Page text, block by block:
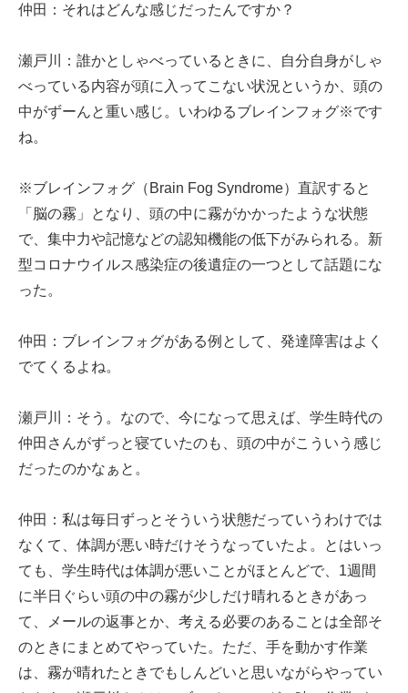
仲田：それはどんな感じだったんですか？
瀬戸川：誰かとしゃべっているときに、自分自身がしゃ
べっている内容が頭に入ってこない状況というか、頭の
中がずーんと重い感じ。いわゆるブレインフォグ※です
ね。
※ブレインフォグ（Brain Fog Syndrome）直訳すると
「脳の霧」となり、頭の中に霧がかかったような状態
で、集中力や記憶などの認知機能の低下がみられる。新
型コロナウイルス感染症の後遺症の一つとして話題にな
った。
仲田：ブレインフォグがある例として、発達障害はよく
でてくるよね。
瀬戸川：そう。なので、今になって思えば、学生時代の
仲田さんがずっと寝ていたのも、頭の中がこういう感じ
だったのかなぁと。
仲田：私は毎日ずっとそういう状態だっていうわけでは
なくて、体調が悪い時だけそうなっていたよ。とはいっ
ても、学生時代は体調が悪いことがほとんどで、1週間
に半日ぐらい頭の中の霧が少しだけ晴れるときがあっ
て、メールの返事とか、考える必要のあることは全部そ
のときにまとめてやっていた。ただ、手を動かす作業
は、霧が晴れたときでもしんどいと思いながらやってい